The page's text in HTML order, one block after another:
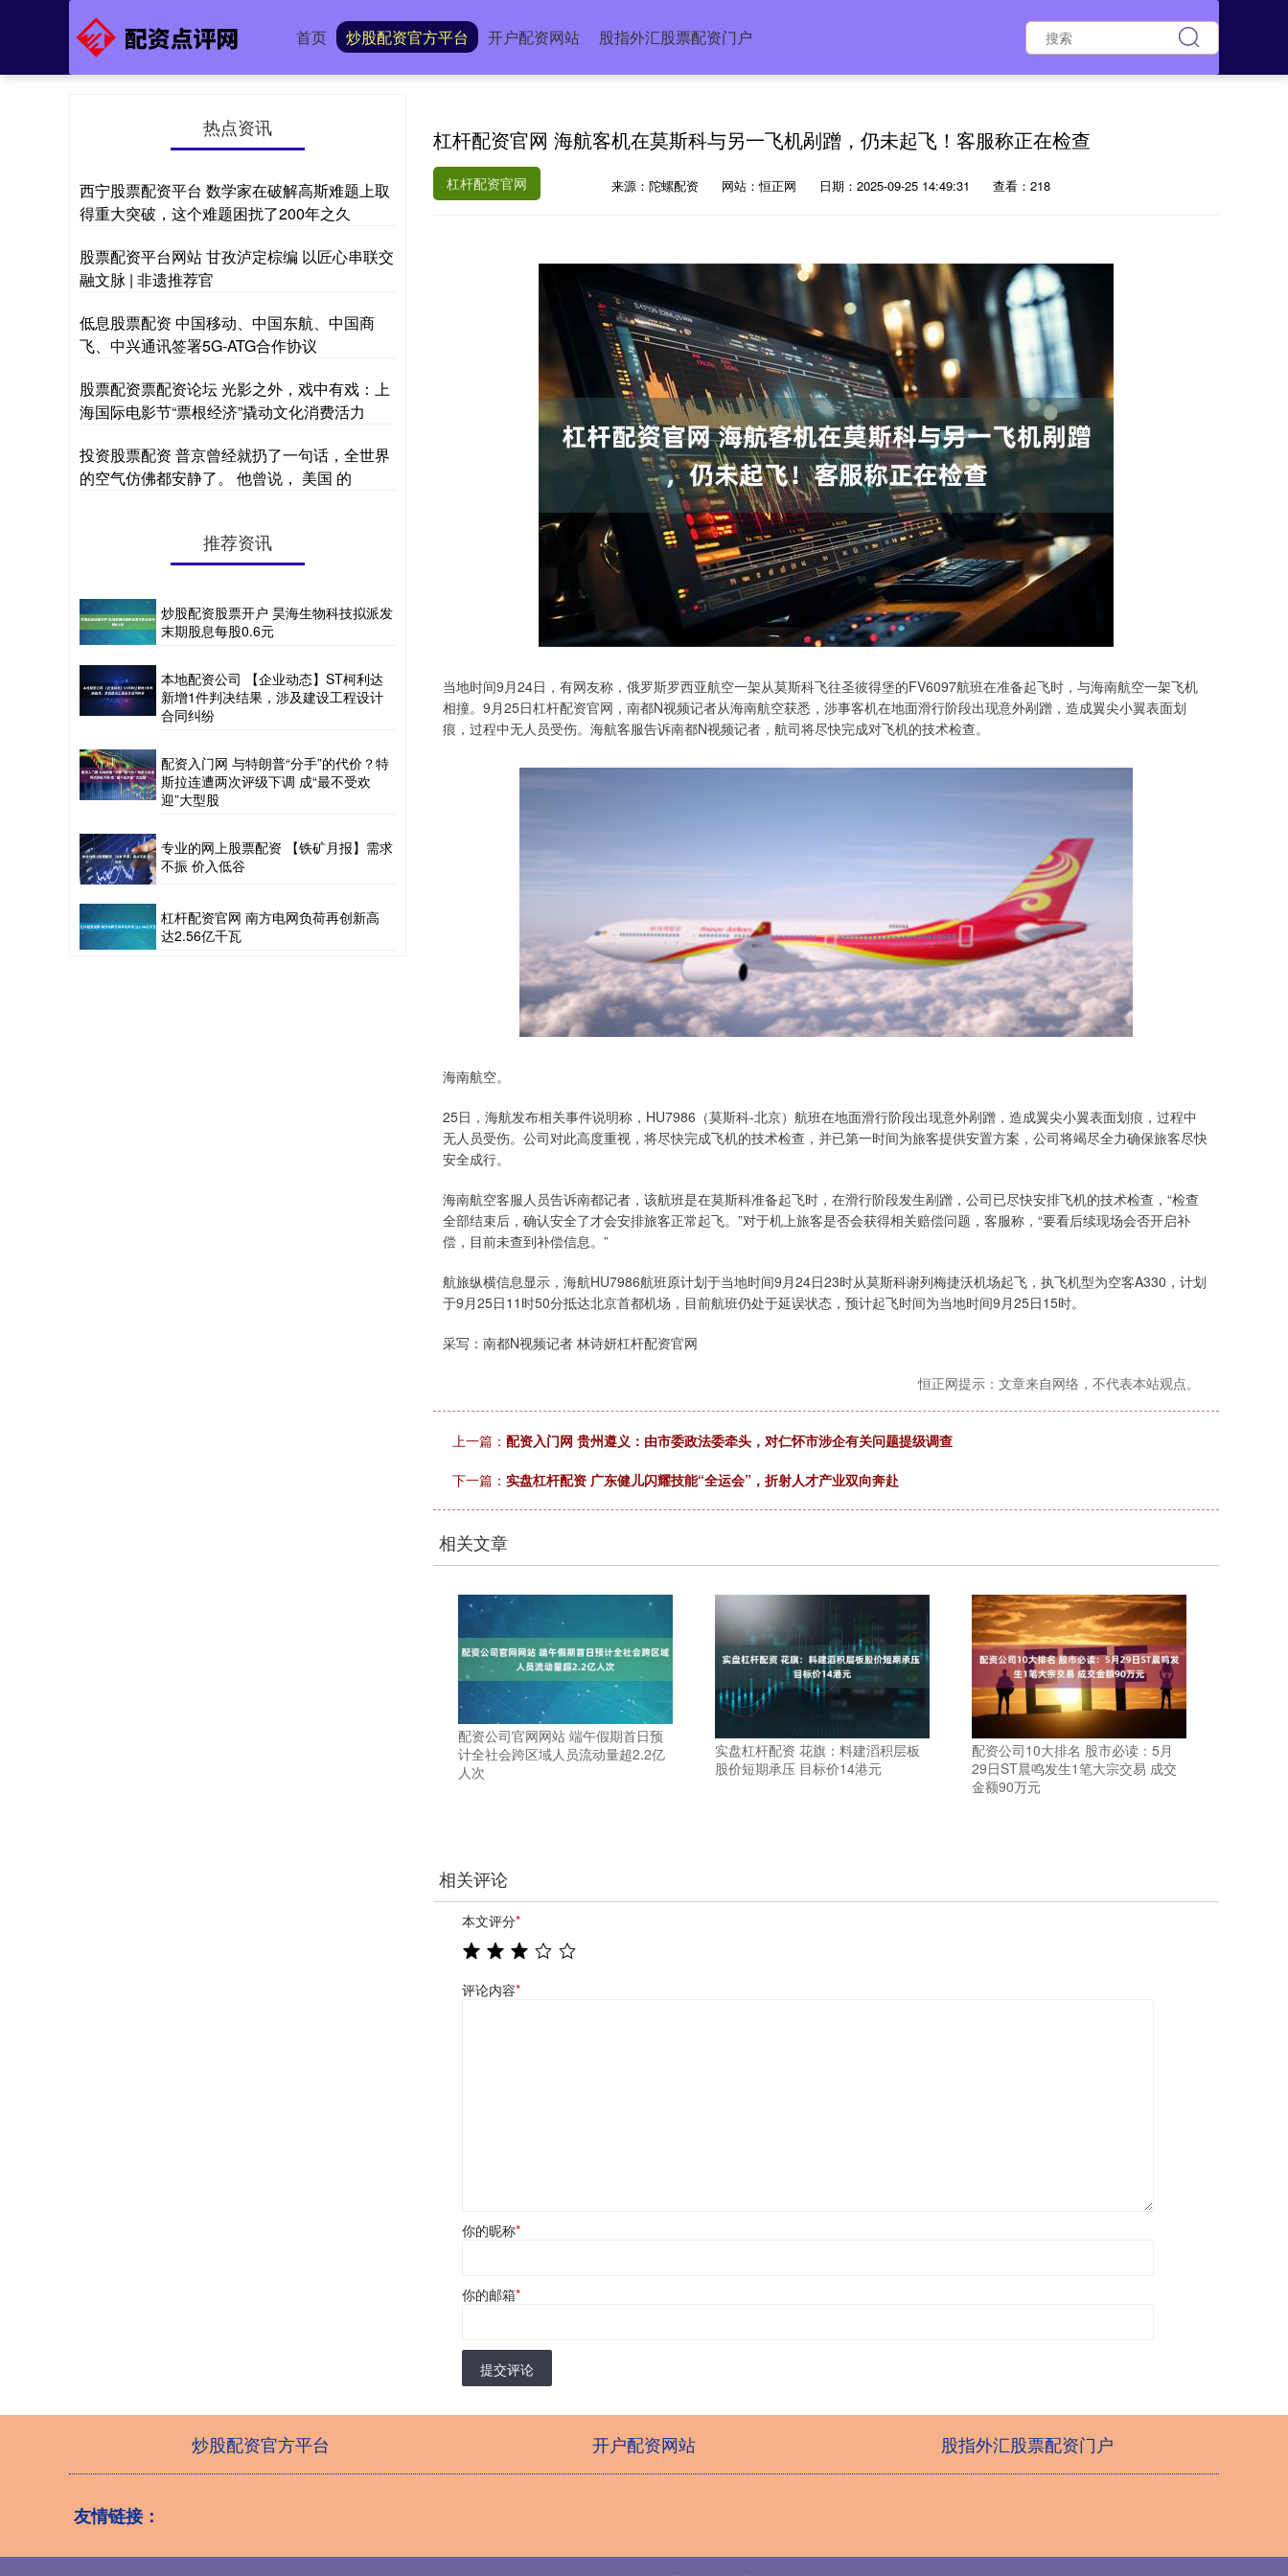
首页 炒股配资官方平台 开户配资网站 股指外汇股票配资门户
杠杆配资官网 海航客机在莫斯科与另一飞机剐蹭，仍未起飞！客服称正在检查
杠杆配资官网 来源：陀螺配资 网站：恒正网 日期：2025-09-25 14:49:31 查看：218
当地时间9月24日，有网友称，俄罗斯罗西亚航空一架从莫斯科飞往圣彼得堡的FV6097航班在准备起飞时，与海南航空一架飞机
相撞。9月25日杠杆配资官网，南都N视频记者从海南航空获悉，涉事客机在地面滑行阶段出现意外剐蹭，造成翼尖小翼表面划
痕，过程中无人员受伤。海航客服告诉南都N视频记者，航司将尽快完成对飞机的技术检查。
海南航空。
25日，海航发布相关事件说明称，HU7986（莫斯科-北京）航班在地面滑行阶段出现意外剐蹭，造成翼尖小翼表面划痕，过程中
无人员受伤。公司对此高度重视，将尽快完成飞机的技术检查，并已第一时间为旅客提供安置方案，公司将竭尽全力确保旅客尽快
安全成行。
海南航空客服人员告诉南都记者，该航班是在莫斯科准备起飞时，在滑行阶段发生剐蹭，公司已尽快安排飞机的技术检查，“检查
全部结束后，确认安全了才会安排旅客正常起飞。”对于机上旅客是否会获得相关赔偿问题，客服称，“要看后续现场会否开启补
偿，目前未查到补偿信息。”
航旅纵横信息显示，海航HU7986航班原计划于当地时间9月24日23时从莫斯科谢列梅捷沃机场起飞，执飞机型为空客A330，计划
于9月25日11时50分抵达北京首都机场，目前航班仍处于延误状态，预计起飞时间为当地时间9月25日15时。
采写：南都N视频记者 林诗妍杠杆配资官网
恒正网提示：文章来自网络，不代表本站观点。
上一篇： 配资入门网 贵州遵义：由市委政法委牵头，对仁怀市涉企有关问题提级调查
下一篇： 实盘杠杆配资 广东健儿闪耀技能“全运会”，折射人才产业双向奔赴
相关文章
配资公司官网网站 端午假期首日预
计全社会跨区域人员流动量超2.2亿
人次
实盘杠杆配资 花旗：料建滔积层板
股价短期承压 目标价14港元
配资公司10大排名 股市必读：5月
29日ST晨鸣发生1笔大宗交易 成交
金额90万元
相关评论
本文评分*
评论内容*
你的昵称*
你的邮箱*
提交评论
热点资讯
西宁股票配资平台 数学家在破解高斯难题上取
得重大突破，这个难题困扰了200年之久
股票配资平台网站 甘孜泸定棕编 以匠心串联交
融文脉 | 非遗推荐官
低息股票配资 中国移动、中国东航、中国商
飞、中兴通讯签署5G-ATG合作协议
股票配资票配资论坛 光影之外，戏中有戏：上
海国际电影节“票根经济”撬动文化消费活力
投资股票配资 普京曾经就扔了一句话，全世界
的空气仿佛都安静了。 他曾说， 美国 的
推荐资讯
炒股配资股票开户 昊海生物科技拟派发
末期股息每股0.6元
本地配资公司 【企业动态】ST柯利达
新增1件判决结果，涉及建设工程设计
合同纠纷
配资入门网 与特朗普“分手”的代价？特
斯拉连遭两次评级下调 成“最不受欢
迎”大型股
专业的网上股票配资 【铁矿月报】需求
不振 价入低谷
杠杆配资官网 南方电网负荷再创新高
达2.56亿千瓦
炒股配资官方平台 开户配资网站 股指外汇股票配资门户
友情链接：